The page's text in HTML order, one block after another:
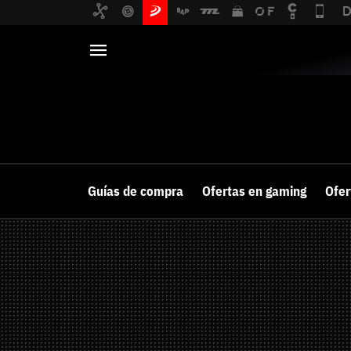
Guías de compra Ofertas en gaming
Guías y trucos
Ranking
Videos
Selección
PC y Portátiles
Monitores
Periféricos
Tarjetas gráficas
Auriculares y
Mandos y